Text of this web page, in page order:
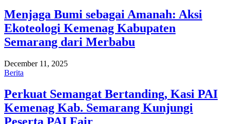
Menjaga Bumi sebagai Amanah: Aksi
Ekoteologi Kemenag Kabupaten
Semarang dari Merbabu
December 11, 2025
Berita
Perkuat Semangat Bertanding, Kasi PAI
Kemenag Kab. Semarang Kunjungi